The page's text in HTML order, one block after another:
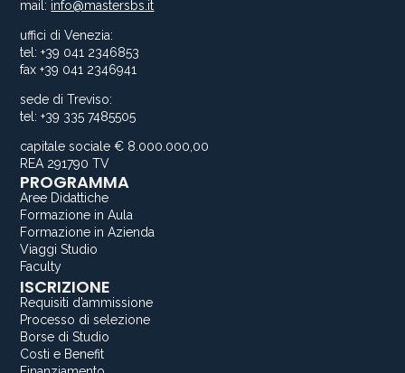
mail: info@mastersbs.it
uffici di Venezia:
tel: +39 041 2346853
fax +39 041 2346941
sede di Treviso:
tel: +39 335 7485505
capitale sociale € 8.000.000,00
REA 291790 TV
PROGRAMMA
Aree Didattiche
Formazione in Aula
Formazione in Azienda
Viaggi Studio
Faculty
ISCRIZIONE
Requisiti d’ammissione
Processo di selezione
Borse di Studio
Costi e Benefit